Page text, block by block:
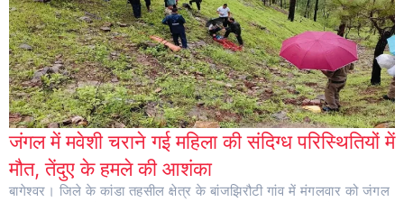
जंगल में मवेशी चराने गई महिला की संदिग्ध परिस्थितियों में
मौत, तेंदुए के हमले की आशंका
बागेश्वर। जिले के कांडा तहसील क्षेत्र के बांजझिरौटी गांव में मंगलवार को जंगल